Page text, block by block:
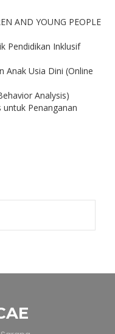
AND YOUNG PEOPLE
Pendidikan Inklusif
Anak Usia Dini (Online
Analysis)
Penanganan